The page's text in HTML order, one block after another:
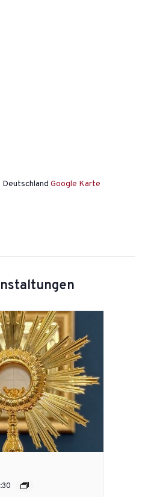
Deutschland Google Karte